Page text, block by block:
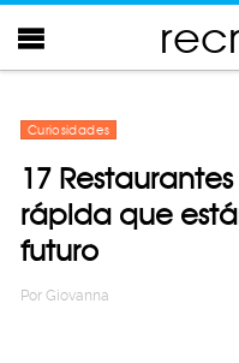
Curiosidades
17
rápida que
futuro
Por Giovanna